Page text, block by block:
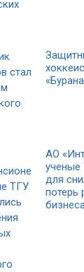
АО
ученые
для
потерь